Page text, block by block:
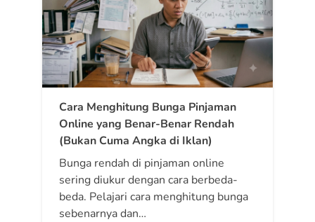
Cara Menghitung Bunga Pinjaman
Online yang Benar-Benar Rendah
(Bukan Cuma Angka di Iklan)
Bunga rendah di pinjaman online
sering diukur dengan cara berbeda-
beda. Pelajari cara menghitung bunga
sebenarnya dan…